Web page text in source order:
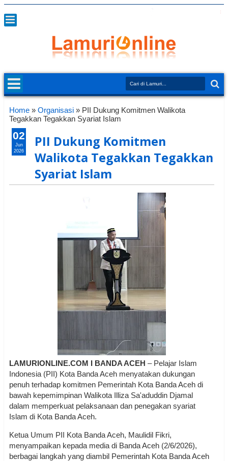
Home » Organisasi » PII Dukung Komitmen Walikota
Tegakkan Tegakkan Syariat Islam
PII Dukung Komitmen
Walikota Tegakkan Tegakkan
Syariat Islam
LAMURIONLINE.COM I BANDA ACEH – Pelajar Islam
Indonesia (PII) Kota Banda Aceh menyatakan dukungan
penuh terhadap komitmen Pemerintah Kota Banda Aceh di
bawah kepemimpinan Walikota Illiza Sa'aduddin Djamal
dalam memperkuat pelaksanaan dan penegakan syariat
Islam di Kota Banda Aceh.
Ketua Umum PII Kota Banda Aceh, Maulidil Fikri,
menyampaikan kepada media di Banda Aceh (2/6/2026),
berbagai langkah yang diambil Pemerintah Kota Banda Aceh
02
Jun
2026